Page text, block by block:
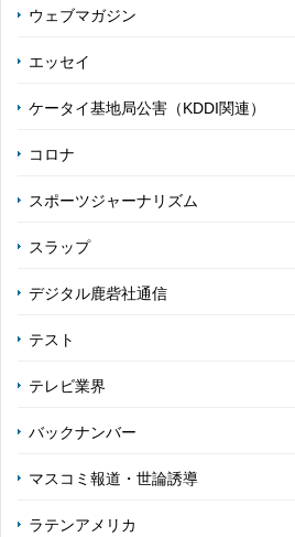
ウェブマガジン
エッセイ
ケータイ基地局公害（KDDI関連）
コロナ
スポーツジャーナリズム
スラップ
デジタル鹿砦社通信
テスト
テレビ業界
バックナンバー
マスコミ報道・世論誘導
ラテンアメリカ